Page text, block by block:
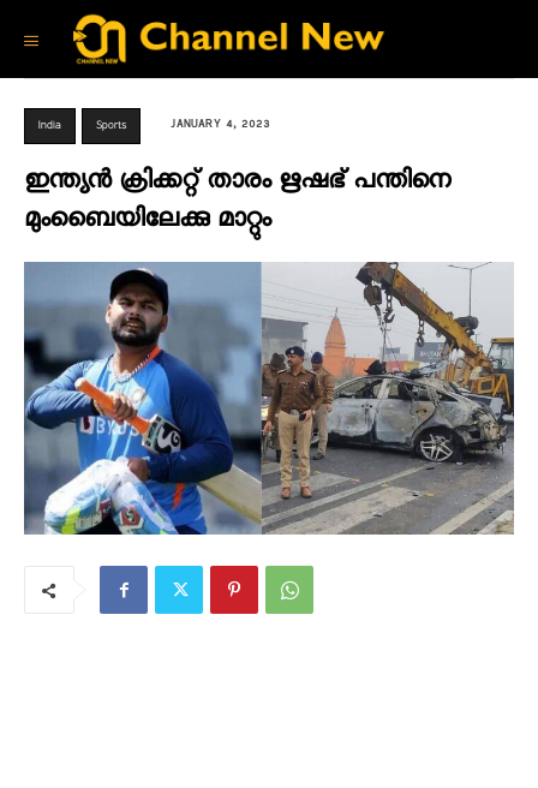
India Sports JANUARY 4, 2023
ഇന്ത്യന്‍ ക്രിക്കറ്റ് താരം ഋഷഭ് പന്തിനെ
മുംബൈയിലേക്കു മാറ്റും